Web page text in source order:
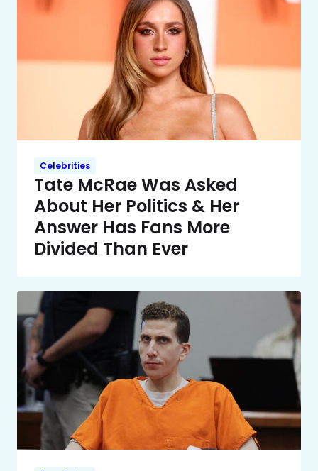
Celebrities
Tate McRae Was Asked
About Her Politics & Her
Answer Has Fans More
Divided Than Ever